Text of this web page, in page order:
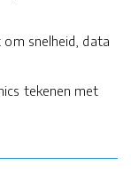
snelheid, data
tekenen met